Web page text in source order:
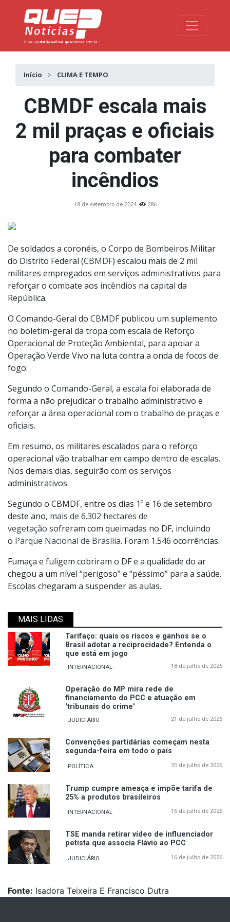
Toggle
Início CLIMA E TEMPO
CBMDF escala mais
2 mil praças e oficiais
para combater
incêndios
18 de setembro de 2024 286
De soldados a coronéis, o Corpo de Bombeiros Militar
do Distrito Federal (CBMDF) escalou mais de 2 mil
militares empregados em serviços administrativos para
reforçar o combate aos incêndios na capital da
República.
O Comando-Geral do CBMDF publicou um suplemento
no boletim-geral da tropa com escala de Reforço
Operacional de Proteção Ambiental, para apoiar a
Operação Verde Vivo na luta contra a onda de focos de
fogo.
Segundo o Comando-Geral, a escala foi elaborada de
forma a não prejudicar o trabalho administrativo e
reforçar a área operacional com o trabalho de praças e
oficiais.
Em resumo, os militares escalados para o reforço
operacional vão trabalhar em campo dentro de escalas.
Nos demais dias, seguirão com os serviços
administrativos.
Segundo o CBMDF, entre os dias 1º e 16 de setembro
deste ano, mais de 6.302 hectares de
vegetação sofreram com queimadas no DF, incluindo
o Parque Nacional de Brasília. Foram 1.546 ocorrências.
Fumaça e fuligem cobriram o DF e a qualidade do ar
chegou a um nível “perigoso” e “péssimo” para a saúde.
Escolas chegaram a suspender as aulas.
MAIS LIDAS
Tarifaço: quais os riscos e ganhos se o
Brasil adotar a reciprocidade? Entenda o
que está em jogo
INTERNACIONAL 18 de julho de 2026
Operação do MP mira rede de
financiamento do PCC e atuação em
'tribunais do crime'
JUDICIÁRIO 21 de julho de 2026
Convenções partidárias começam nesta
segunda-feira em todo o país
POLÍTICA 20 de julho de 2026
Trump cumpre ameaça e impõe tarifa de
25% a produtos brasileiros
INTERNACIONAL 16 de julho de 2026
TSE manda retirar vídeo de influenciador
petista que associa Flávio ao PCC
JUDICIÁRIO 16 de julho de 2026
Fonte: Isadora Teixeira E Francisco Dutra